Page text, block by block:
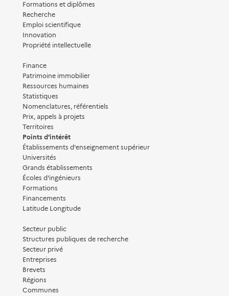
Formations et diplômes
Recherche
Emploi scientifique
Innovation
Propriété intellectuelle
Finance
Patrimoine immobilier
Ressources humaines
Statistiques
Nomenclatures, référentiels
Prix, appels à projets
Territoires
Points d'intérêt
Établissements d'enseignement supérieur
Universités
Grands établissements
Écoles d'ingénieurs
Formations
Financements
Latitude Longitude
Secteur public
Structures publiques de recherche
Secteur privé
Entreprises
Brevets
Régions
Communes